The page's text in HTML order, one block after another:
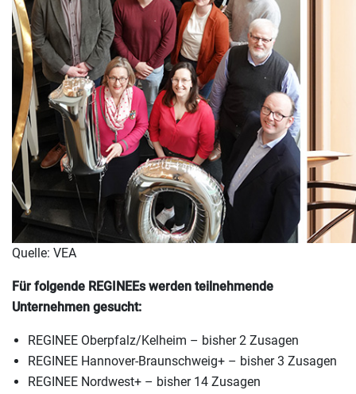
Quelle: VEA
Für folgende REGINEEs werden teilnehmende
Unternehmen gesucht:
REGINEE Oberpfalz/Kelheim – bisher 2 Zusagen
REGINEE Hannover-Braunschweig+ – bisher 3 Zusagen
REGINEE Nordwest+ – bisher 14 Zusagen